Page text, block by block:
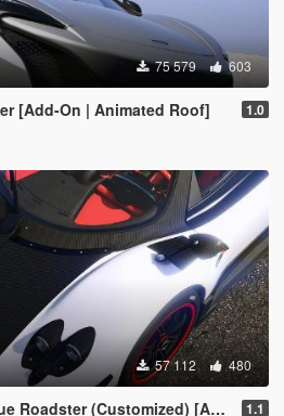
75 579 603
[Add-On | Animated Roof] 1.0
57 112 480
(Customized) [Add-On | Wipers] 1.1